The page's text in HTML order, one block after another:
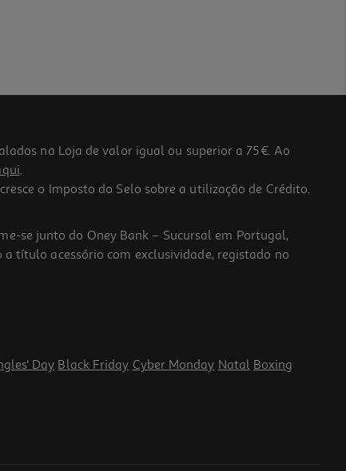
na Loja de valor igual ou superior a 75€. Ao
.
o Imposto do Selo sobre a utilização de Crédito.
se junto do Oney Bank – Sucursal em Portugal,
título acessório com exclusividade, registado no
Day Black Friday Cyber Monday Natal Boxing